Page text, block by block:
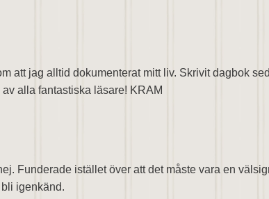
att jag alltid dokumenterat mitt liv. Skrivit dagbok
alla fantastiska läsare! KRAM
Funderade istället över att det måste vara en
igenkänd.